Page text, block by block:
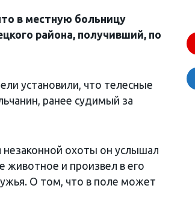
в местную больницу
района, получивший, по
установили, что телесные
ранее судимый за
охоты он услышал
животное и произвел в его
О том, что в поле может